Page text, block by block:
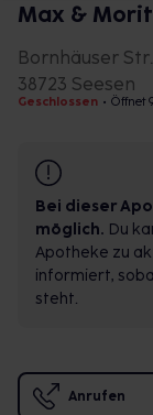
Max &
Bornhäuser
38723 Seesen
Geschlossen • Öffnet
Bei dieser
möglich. Du
Apotheke zu
informiert,
steht.
Anrufen